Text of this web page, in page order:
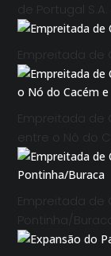
de Portugal
Empreitada de
Empreitada de
entre o Nó do
Empreitada de
Pontinha/